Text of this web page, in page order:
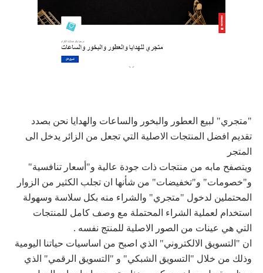
"متجري" لبيع العطور والبخور والساعات والهدايا نحن بصدد
تقديم افضل المنتجات الاصلية التي تجعل من الزائر يدخل الى
المتجر
ويتصفح مابه من منتجات ذات جودة عالية و"أسعار تنافسية"
و"خصومات" و"تخفيضات" من شأنها ان تجلب الكثير من الزوار
المحتملين لدخول "متجري" والشراء منه بكل سلاسة وسهولة
استخدام لعملية الشراء المحتملة مع وصف كامل للمنتجات
التي هي عينات من الصور الاصلية للمنتج نفسه .
ان "التسويق الالكتروني" الذي اصبح من اساسيات حياتنا اليومية
وذلك من خلال "التسويق الشبكي" و "التسويق الرقمي" الذي